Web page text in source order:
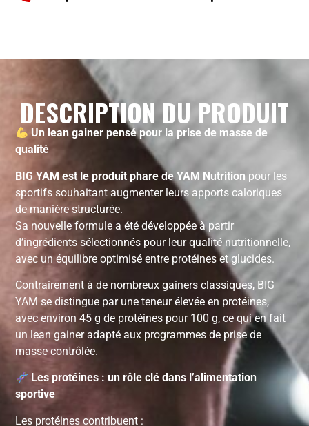
DESCRIPTION DU PRODUIT
Un lean gainer pensé pour la prise de masse de
qualité
BIG YAM est le produit phare de YAM Nutrition pour les
sportifs souhaitant augmenter leurs apports caloriques
de manière structurée.
Sa nouvelle formule a été développée à partir
d’ingrédients sélectionnés pour leur qualité nutritionnelle,
avec un équilibre optimisé entre protéines et glucides.
Contrairement à de nombreux gainers classiques, BIG
YAM se distingue par une teneur élevée en protéines,
avec environ 45 g de protéines pour 100 g, ce qui en fait
un lean gainer adapté aux programmes de prise de
masse contrôlée.
Les protéines : un rôle clé dans l’alimentation
sportive
Les protéines contribuent :